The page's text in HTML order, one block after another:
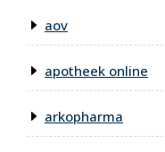
aov
apotheek online
arkopharma